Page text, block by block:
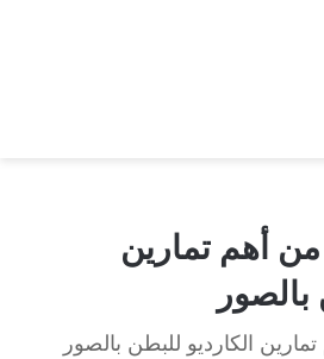
تعرف علي 11 من أهم تمارين
بالصور